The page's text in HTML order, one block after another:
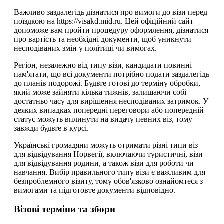
Важливо заздалегідь дізнатися про вимоги до візи перед
поїздкою на https://visakd.mid.ru. Цей офіційний сайт
допоможе вам пройти процедуру оформлення, дізнатися
про вартість та необхідні документи, щоб уникнути
несподіваних змін у політиці чи вимогах.
Регіон, незалежно від типу візи, кандидати повинні
пам'ятати, що всі документи потрібно подати заздалегідь
до планів подорожі. Будьте готові до терміну обробки,
який може зайняти кілька тижнів, залишаючи собі
достатньо часу для вирішення несподіваних затримок. У
деяких випадках попередні переговори або попередній
статус можуть вплинути на видачу певних віз, тому
завжди будьте в курсі.
Українські громадяни можуть отримати різні типи віз
для відвідування Норвегії, включаючи туристичні, візи
для відвідування родини, а також візи для роботи чи
навчання. Вибір правильного типу візи є важливим для
безпроблемного візиту, тому обов'язково ознайомтеся з
вимогами та підготовте документи відповідно.
Візові терміни та збори